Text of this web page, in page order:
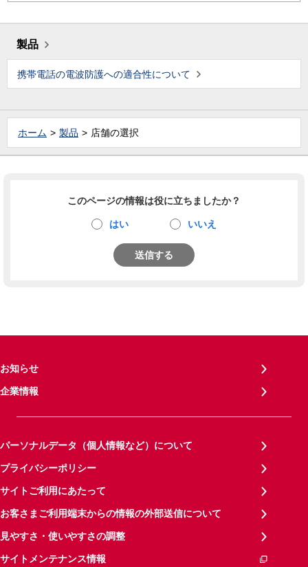
製品
携帯電話の電波防護への適合性について
ホーム 製品 店舗の選択
このページの情報は役に立ちましたか？
はい いいえ
送信する
お知らせ
企業情報
パーソナルデータ（個人情報など）について
プライバシーポリシー
サイトご利用にあたって
お客さまご利用端末からの情報の外部送信について
見やすさ・使いやすさの調整
サイトメンテナンス情報